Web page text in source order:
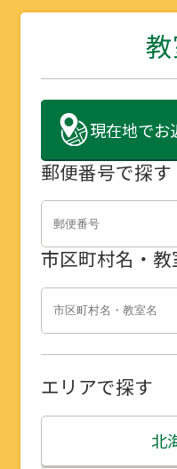
現在地でお
郵便番号で探す
市区町村名・
エリアで探す
北